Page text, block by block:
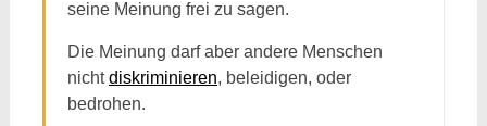
seine Meinung frei zu sagen.
Die Meinung darf aber andere Menschen
nichtdiskriminieren, beleidigen, oder
bedrohen.